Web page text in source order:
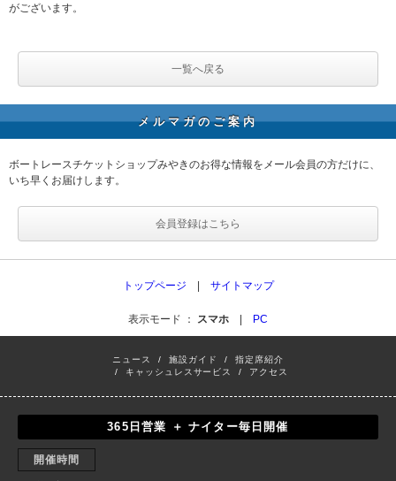
がございます。
一覧へ戻る
メルマガのご案内
ボートレースチケットショップみやきのお得な情報をメール会員の方だけに、
いち早くお届けします。
会員登録はこちら
トップページ | サイトマップ
表示モード ： スマホ | PC
ニュース /施設ガイド / 指定席紹介
/
キャッシュレスサービス / アクセス
365日営業 ＋ ナイター毎日開催
開催時間